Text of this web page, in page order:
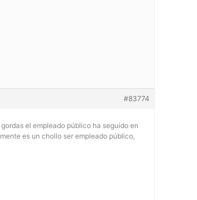
#83774
el empleado público ha seguido en
es un chollo ser empleado público,